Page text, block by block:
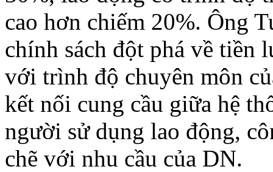
cao hơn chiếm 20%. Ông
chính sách đột phá về tiền
với trình độ chuyên môn
kết nối cung cầu giữa hệ
người sử dụng lao động,
chẽ với nhu cầu của DN.